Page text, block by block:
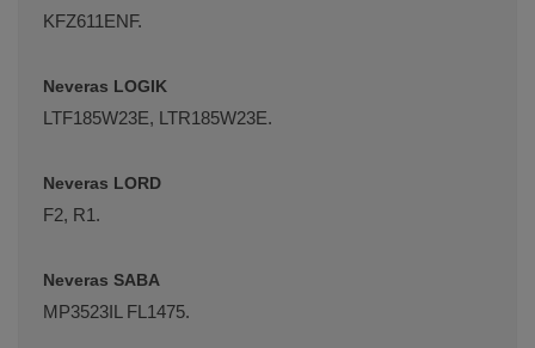
KFZ611ENF.
Neveras LOGIK
LTF185W23E, LTR185W23E.
Neveras LORD
F2, R1.
Neveras SABA
MP3523IL FL1475.